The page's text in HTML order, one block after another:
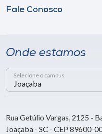
Fale Conosco
Onde estamos
Selecione o campus
Rua Getúlio Vargas, 2125 -
Joaçaba - SC - CEP 89600-